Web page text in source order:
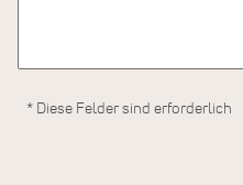
* Diese Felder sind erforderlich